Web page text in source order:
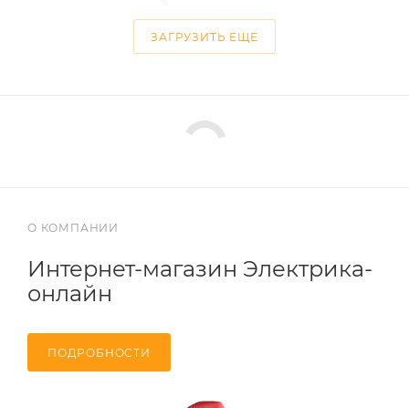
ЗАГРУЗИТЬ ЕЩЕ
О КОМПАНИИ
Интернет-магазин Электрика-
онлайн
ПОДРОБНОСТИ